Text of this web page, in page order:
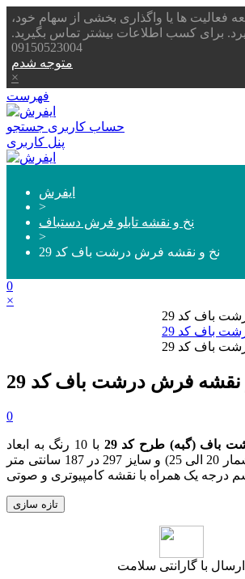
فعالیت ها یا واگذاری بخشی از سهام خود،
برای کسب اطلاعات بیشتر تماس بگیرید.
09150523004
متوجه شدم
×
فهرست
حساب کاربری جستجو
پنل کاربری
ایفرش
>
نخ و نقشه تابلو فرش دستباف
>
نخ و نقشه فرش درشت باف کد 29
0
×
نقشه فرش درشت باف کد 29
0
باف (گبه) طرح کد 29
با 10 رنگ به ابعاد
851 در 537 گره (رجشمار 20 الی 25) و سایز 297 در 187 سانتی متر
درجه یک همراه با نقشه کامپیوتری و صوتی
ارسال با گارانتی سلامت